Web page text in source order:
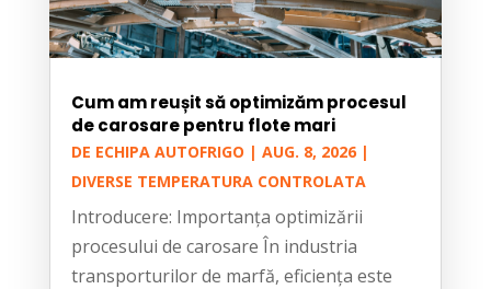
Cum am reușit să optimizăm procesul
de carosare pentru flote mari
DE ECHIPA AUTOFRIGO | AUG. 8, 2026|
DIVERSE TEMPERATURA CONTROLATA
Introducere: Importanța optimizării
procesului de carosare În industria
transporturilor de marfă, eficiența este